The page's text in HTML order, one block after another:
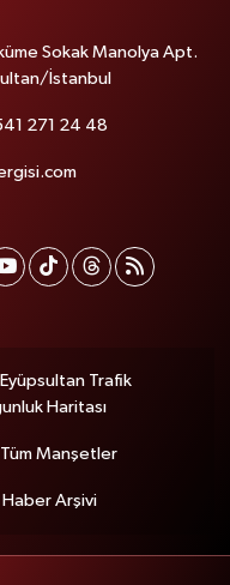
Sokak Manolya Apt.
İstanbul
271 24 48
Eyüpsultan Trafik
Haritası
Tüm Manşetler
Haber Arşivi